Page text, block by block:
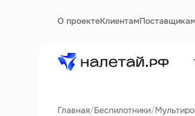
О проектеКлиентамПоставщикам
Главная/Беспилотники/